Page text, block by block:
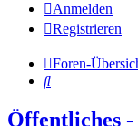
Anmelden
Registrieren
Foren-
Suche
Öffentliches